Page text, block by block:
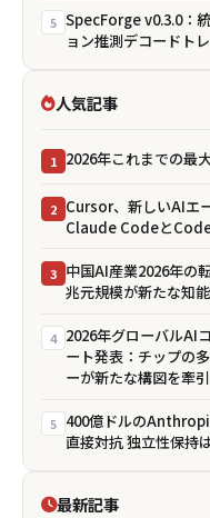
5 SpecForge v0.3.0：
ョン推測デコードト
人気記事
1 2026年これまでの最
2 Cursor、新しいAIエ
Claude Codeと
3 中国AI産業2026年の
兆元規模が新たな知
4 2026年グローバルAI
ート発表：チップの
ーが新たな構図を牽引
5 400億ドルの
直接対抗 独立性保持
最新記事